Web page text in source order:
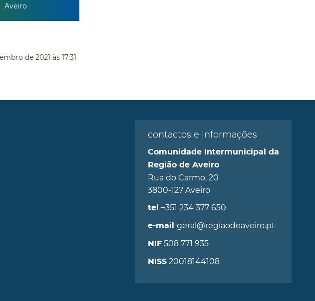
Aveiro
de 2021 às 17:31
contactos e informações
Comunidade Intermunicipal da
Região de Aveiro
Rua do Carmo, 20
3800-127 Aveiro
tel +351 234 377 650
e-mail geral@regiaodeaveiro.pt
NIF508 771 935
NISS20018144108